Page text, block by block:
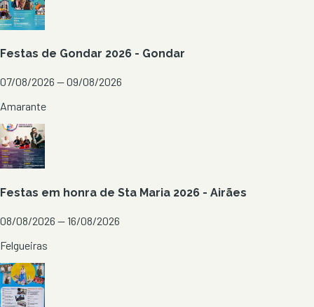
Festas de Gondar 2026 - Gondar
07/08/2026 — 09/08/2026
Amarante
Festas em honra de Sta Maria 2026 - Airães
08/08/2026 — 16/08/2026
Felgueiras